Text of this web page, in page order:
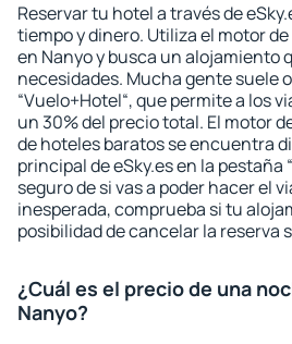
Reservar tu hotel a través de
tiempo y dinero. Utiliza el motor
en Nanyo y busca un alojamiento
necesidades. Mucha gente suele
“Vuelo+Hotel“, que permite a los
un 30% del precio total. El motor
de hoteles baratos se encuentra
principal de eSky.es en la pestaña
seguro de si vas a poder hacer el
inesperada, comprueba si tu
posibilidad de cancelar la reserva
¿Cuál es el precio de una
Nanyo?